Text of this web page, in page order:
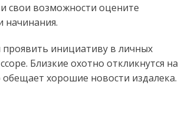
свои возможности оцените
начинания.
инициативу в личных
Близкие охотно откликнутся на
хорошие новости издалека.